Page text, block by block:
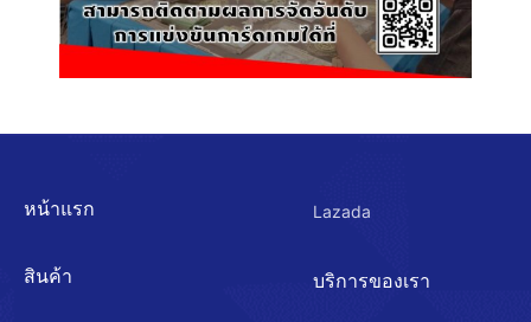
หน้าแรก
สินค้า
Lazada
บริการของเรา